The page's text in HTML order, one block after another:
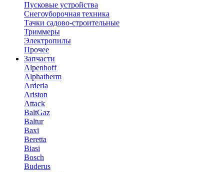
Пусковые устройства
Снегоуборочная техника
Тачки садово-строительные
Триммеры
Электропилы
Прочее
Запчасти
Alpenhoff
Alphatherm
Arderia
Ariston
Attack
BaltGaz
Baltur
Baxi
Beretta
Biasi
Bosch
Buderus